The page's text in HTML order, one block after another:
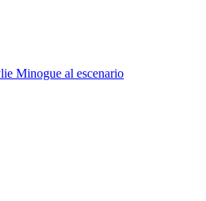
Minogue al escenario